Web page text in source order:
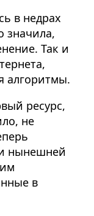
в недрах
значила,
Так и
алгоритмы.
ресурс,
не
нынешней
в